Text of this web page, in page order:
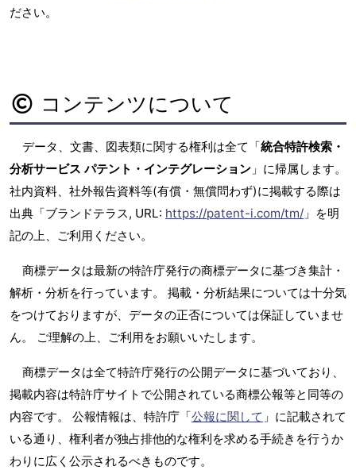
ださい。
コンテンツについて
データ、文書、図表類に関する権利は全て「統合特許検索・
分析サービス パテント・インテグレーション 」に帰属します。
社内資料、社外報告資料等(有償・無償問わず)に掲載する際は
出典「ブランドテラス, URL: https://patent-i.com/tm/ 」を明
記の上、ご利用ください。
商標データは最新の特許庁発行の商標データに基づき集計・
解析・分析を行っています。 掲載・分析結果については十分気
をつけておりますが、データの正否については保証していませ
ん。 ご理解の上、ご利用をお願いいたします。
商標データは全て特許庁発行の公開データに基づいており、
掲載内容は特許庁サイトで公開されている商標公報等と同等の
内容です。 公報情報は、特許庁「公報に関して 」に記載されて
いる通り、権利者が独占排他的な権利を求める手続きを行うか
わりに広く公示されるべきものです。